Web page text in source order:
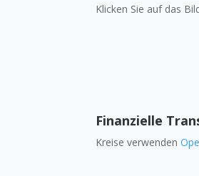
Klicken Sie auf das
Finanzielle
Kreise verwenden